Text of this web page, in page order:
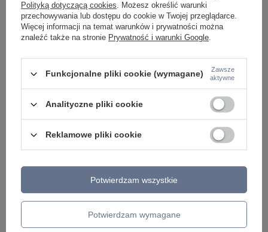
Spot czarny podtynkowy ruchomy AMIS BLACK
1XGU10 Tk Lighting 10806
Oprawa sufitowa
WHITE
125,00 zł
Polityką dotyczącą cookies. Możesz określić warunki
przechowywania lub dostępu do cookie w Twojej przeglądarce.
Więcej informacji na temat warunków i prywatności można
znaleźć także na stronie Prywatność i warunki Google.
Funkcjonalne pliki cookie (wymagane)
Zawsze
aktywne
Analityczne pliki cookie
Reklamowe pliki cookie
Potwierdzam wymagane
Potwierdzam wszystkie